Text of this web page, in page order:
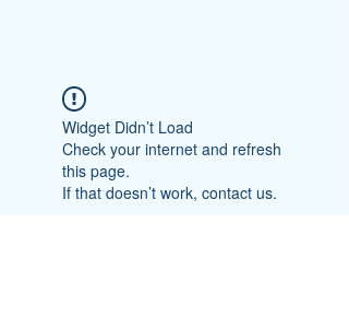
Widget Didn’t Load
Check your internet and refresh
this page.
If that doesn’t work, contact us.